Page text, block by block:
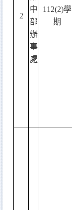
2
中
部
辦
事
處
112(2)學
期